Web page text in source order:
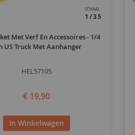
SCHAAL
1/35
Met Verf En Accessoires - 1/4
US Truck Met Aanhanger
HEL57105
€ 19,90
In Winkelwagen